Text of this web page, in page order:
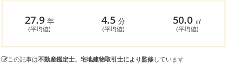
27.9 年
(平均値)
4.5分
(平均値)
50.0 ㎡
(平均値)
この記事は不動産鑑定士、宅地建物取引士により監修しています